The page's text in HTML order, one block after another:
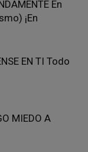
En
¡En
EN TI Todo
MIEDO A